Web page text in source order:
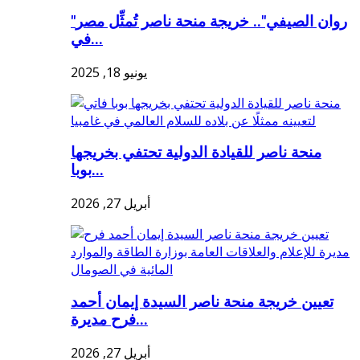
"روان الصيفي".. خريجة منحة ناصر تُمثِّل مصر
في...
يونيو 18, 2025
منحة ناصر للقيادة الدولية تحتفي بخريجها
بوبا...
أبريل 27, 2026
تعيين خريجة منحة ناصر السيدة إيمان أحمد
فرح مديرة...
أبريل 27, 2026